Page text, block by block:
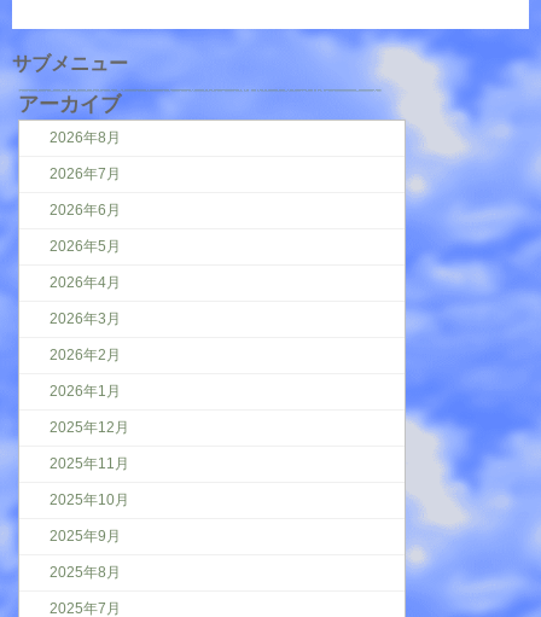
サブメニュー
アーカイブ
2026年8月
2026年7月
2026年6月
2026年5月
2026年4月
2026年3月
2026年2月
2026年1月
2025年12月
2025年11月
2025年10月
2025年9月
2025年8月
2025年7月